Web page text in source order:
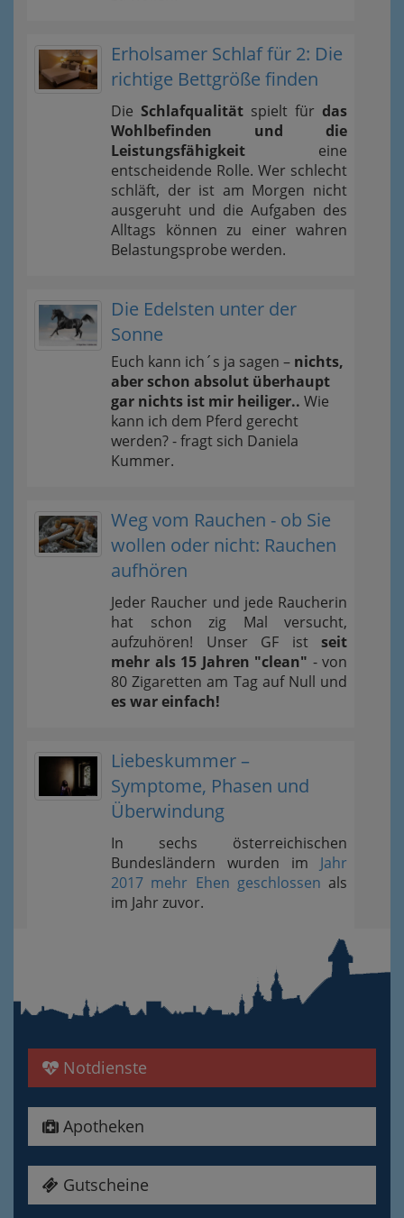
Erholsamer Schlaf für 2: Die
richtige Bettgröße finden
Die Schlafqualität spielt für das
Wohlbefinden und die
Leistungsfähigkeit eine
entscheidende Rolle. Wer schlecht
schläft, der ist am Morgen nicht
ausgeruht und die Aufgaben des
Alltags können zu einer wahren
Belastungsprobe werden.
Die Edelsten unter der
Sonne
Euch kann ich´s ja sagen – nichts,
aber schon absolut überhaupt
gar nichts ist mir heiliger.. Wie
kann ich dem Pferd gerecht
werden? - fragt sich Daniela
Kummer.
Weg vom Rauchen - ob Sie
wollen oder nicht: Rauchen
aufhören
Jeder Raucher und jede Raucherin
hat schon zig Mal versucht,
aufzuhören! Unser GF ist seit
mehr als 15 Jahren "clean" - von
80 Zigaretten am Tag auf Null und
es war einfach!
Liebeskummer –
Symptome, Phasen und
Überwindung
In sechs österreichischen
Bundesländern wurden im Jahr
2017 mehr Ehen geschlossen als
im Jahr zuvor.
Notdienste
Apotheken
Gutscheine